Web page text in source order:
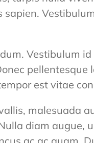
Vestibulum
est vitae
malesuada
diam augue,